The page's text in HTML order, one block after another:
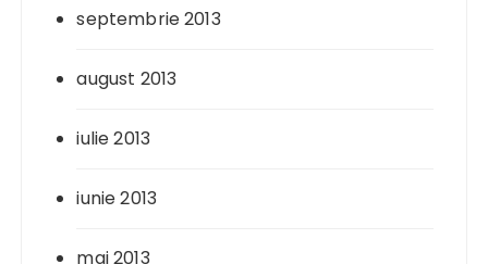
septembrie 2013
august 2013
iulie 2013
iunie 2013
mai 2013